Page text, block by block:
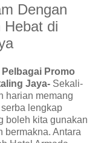
Dengan
Hebat di
Promo
Jaya- Sekali-
harian memang
lengkap
boleh kita gunakan
bermakna. Antara